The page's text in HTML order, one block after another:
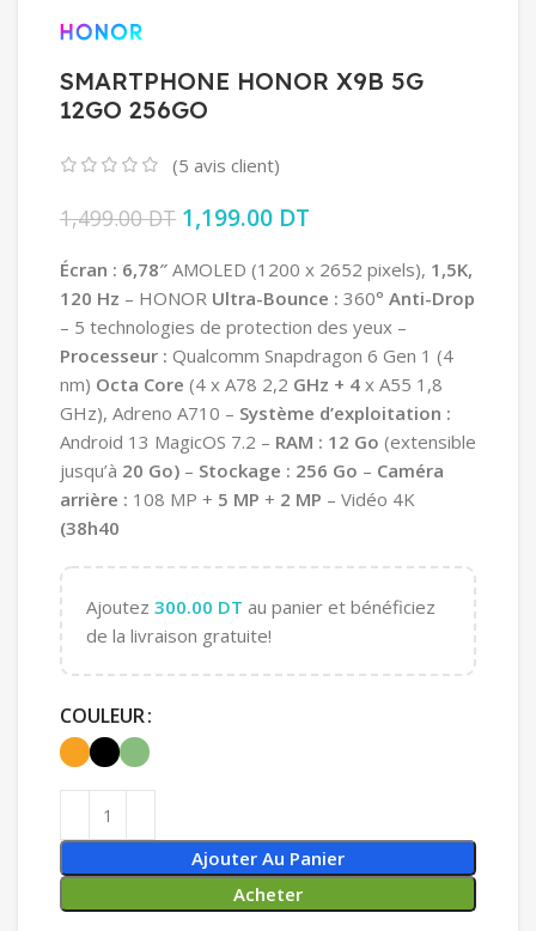
SMARTPHONE HONOR X9B 5G
12GO 256GO
(5 avis client)
1,499.00DT Le prix initial était : 1,499.00 DT.
1,199.00 DT
Écran : 6,78″ AMOLED (1200 x 2652 pixels), 1,5K,
120 Hz – HONOR Ultra-Bounce : 360° Anti-Drop
– 5 technologies de protection des yeux –
Processeur : Qualcomm Snapdragon 6 Gen 1 (4
nm) Octa Core (4 x A78 2,2 GHz + 4 x A55 1,8
GHz), Adreno A710 – Système d’exploitation :
Android 13 MagicOS 7.2 – RAM : 12 Go (extensible
jusqu’à 20 Go) – Stockage : 256 Go – Caméra
arrière : 108 MP + 5 MP + 2 MP – Vidéo 4K
(38h40
Ajoutez 300.00 DT au panier et bénéficiez
de la livraison gratuite!
COULEUR
Ajouter Au Panier
Acheter